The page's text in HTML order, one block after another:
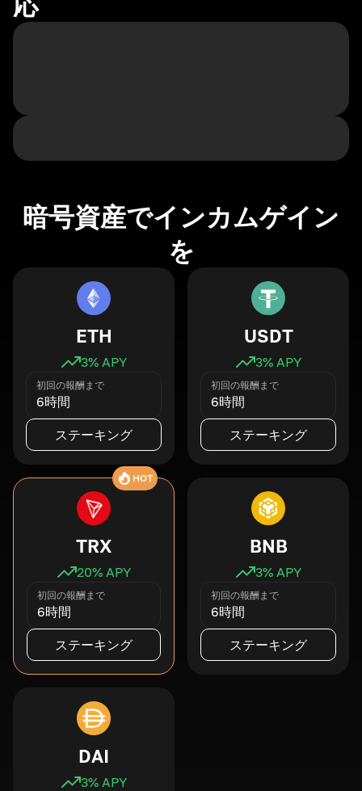
暗号資産でインカムゲイン
を
ETH
3% APY
初回の報酬まで
6時間
ステーキング
USDT
3% APY
初回の報酬まで
6時間
ステーキング
HOT
TRX
20% APY
初回の報酬まで
6時間
ステーキング
BNB
3% APY
初回の報酬まで
6時間
ステーキング
DAI
3% APY